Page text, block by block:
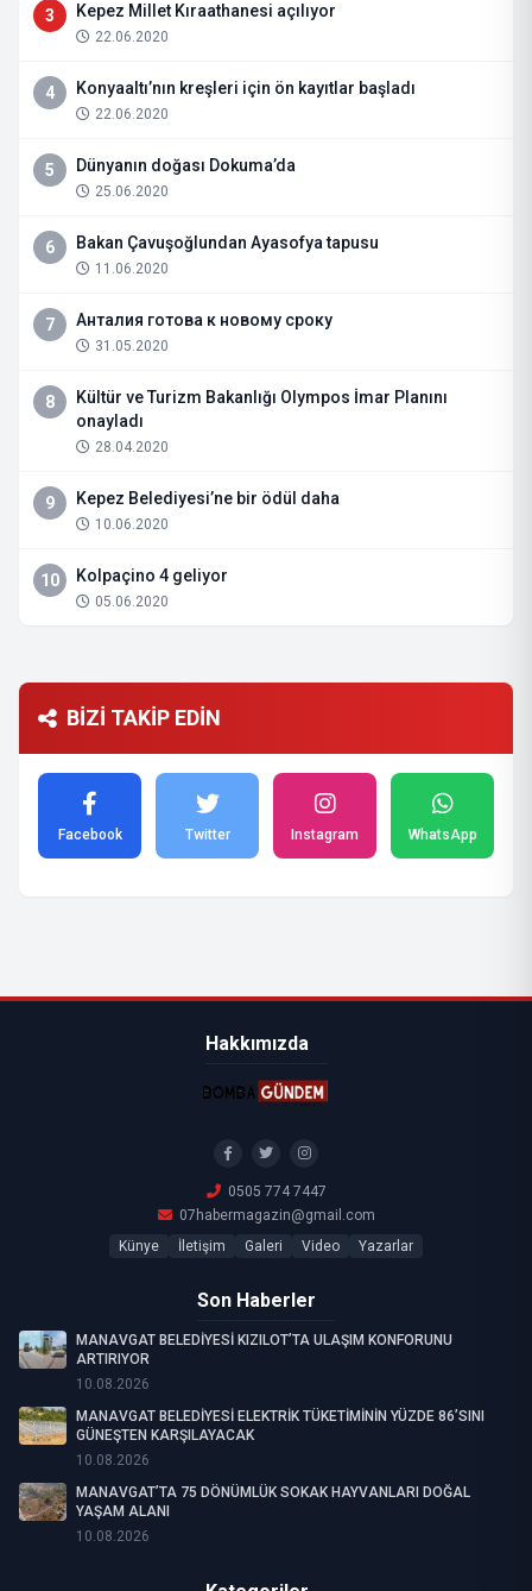
3 Kepez Millet Kıraathanesi açılıyor
22.06.2020
4 Konyaaltı’nın kreşleri için ön kayıtlar başladı
22.06.2020
5 Dünyanın doğası Dokuma’da
25.06.2020
6 Bakan Çavuşoğlundan Ayasofya tapusu
11.06.2020
7 Анталия готова к новому сроку
31.05.2020
8
Kültür ve Turizm Bakanlığı Olympos İmar Planını
onayladı
28.04.2020
9 Kepez Belediyesi’ne bir ödül daha
10.06.2020
10 Kolpaçino 4 geliyor
05.06.2020
BİZİ TAKİP EDİN
Facebook Twitter Instagram WhatsApp
Hakkımızda
0505 774 7447
07habermagazin@gmail.com
Künye
İletişim Galeri Video Yazarlar
Son Haberler
MANAVGAT BELEDİYESİ KIZILOT’TA ULAŞIM KONFORUNU
ARTIRIYOR
10.08.2026
MANAVGAT BELEDİYESİ ELEKTRİK TÜKETİMİNİN YÜZDE 86’SINI
GÜNEŞTEN KARŞILAYACAK
10.08.2026
MANAVGAT’TA 75 DÖNÜMLÜK SOKAK HAYVANLARI DOĞAL
YAŞAM ALANI
10.08.2026